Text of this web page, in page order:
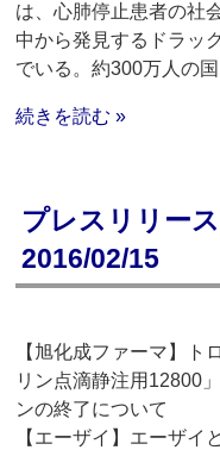
は、心肺停止患者の社
中から発見するドラッ
でいる。約300万人の
続きを読む »
プレスリリー
2016/02/15
【旭化成ファーマ】ト
リン点滴静注用12800
ンの終了について
【エーザイ】エーザイ